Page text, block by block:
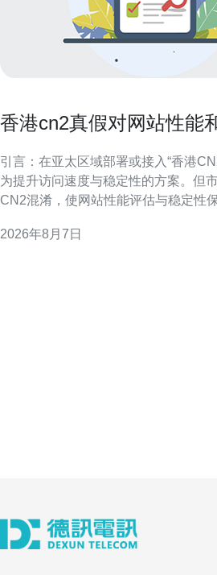
香港cn2真假对网站性能
引言：在亚太区域部署或接入“香港
为提升访问速度与稳定性的方案。但
CN2混淆，使网站性能评估与稳定性
操作的防护建议，便于SEO与站点运营决策
2026年8月7日